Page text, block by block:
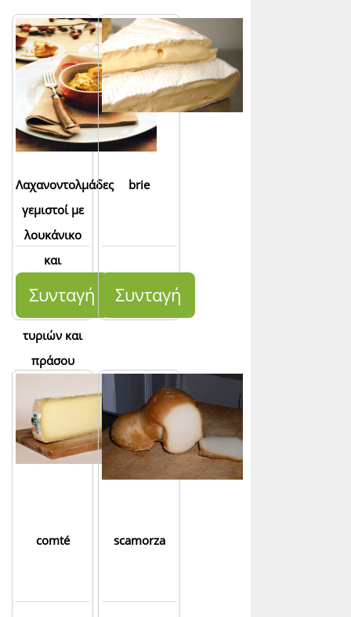
Λαχανοντολμάδες
γεμιστοί με
λουκάνικο
και
κολοκύθα
και σάλτσα
τυριών και
πράσου
Συνταγή
brie
Συνταγή
comté scamorza